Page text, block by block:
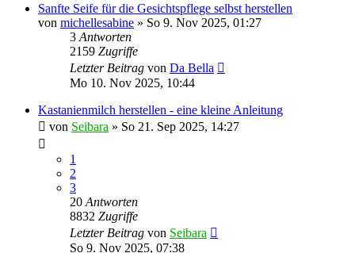
Sanfte Seife für die Gesichtspflege selbst herstellen
von michellesabine » So 9. Nov 2025, 01:27
3 Antworten
2159 Zugriffe
Letzter Beitrag von Da Bella
Mo 10. Nov 2025, 10:44
Kastanienmilch herstellen - eine kleine Anleitung
von Seibara » So 21. Sep 2025, 14:27
1
2
3
20 Antworten
8832 Zugriffe
Letzter Beitrag von Seibara
So 9. Nov 2025, 07:38